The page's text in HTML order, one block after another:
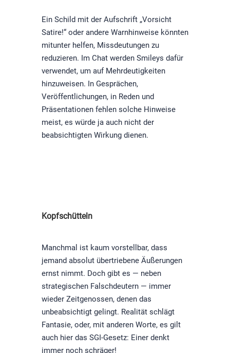
Ein Schild mit der Aufschrift „Vorsicht
Satire!“ oder andere Warnhinweise könnten
mitunter helfen, Missdeutungen zu
reduzieren. Im Chat werden Smileys dafür
verwendet, um auf Mehrdeutigkeiten
hinzuweisen. In Gesprächen,
Veröffentlichungen, in Reden und
Präsentationen fehlen solche Hinweise
meist, es würde ja auch nicht der
beabsichtigten Wirkung dienen.
Kopfschütteln
Manchmal ist kaum vorstellbar, dass
jemand absolut übertriebene Äußerungen
ernst nimmt. Doch gibt es — neben
strategischen Falschdeutern — immer
wieder Zeitgenossen, denen das
unbeabsichtigt gelingt. Realität schlägt
Fantasie, oder, mit anderen Worte, es gilt
auch hier das SGI-Gesetz: Einer denkt
immer noch schräger!